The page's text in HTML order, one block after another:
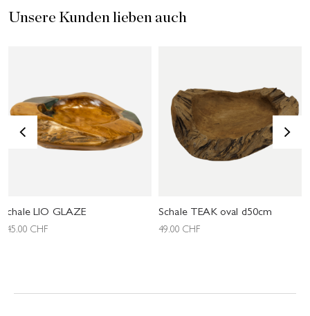
Unsere Kunden lieben auch
Schale LIO GLAZE
145.00 CHF
Schale TEAK oval d50cm
49.00 CHF
< >